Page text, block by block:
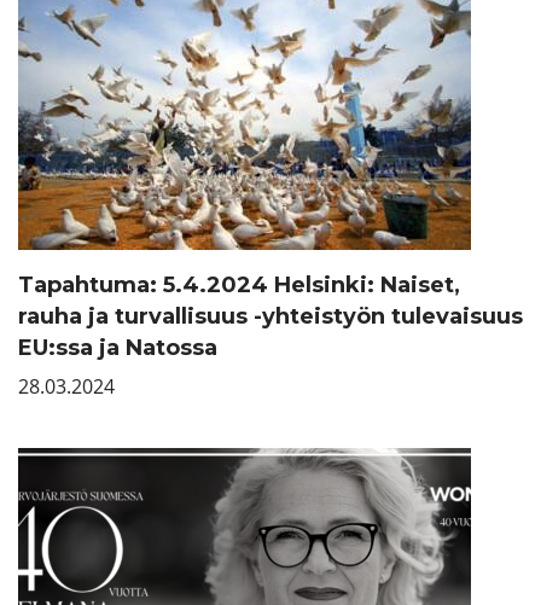
Tapahtuma: 5.4.2024 Helsinki: Naiset,
rauha ja turvallisuus -yhteistyön tulevaisuus
EU:ssa ja Natossa
28.03.2024